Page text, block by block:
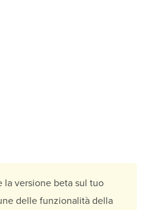
la versione beta sul tuo
delle funzionalità della